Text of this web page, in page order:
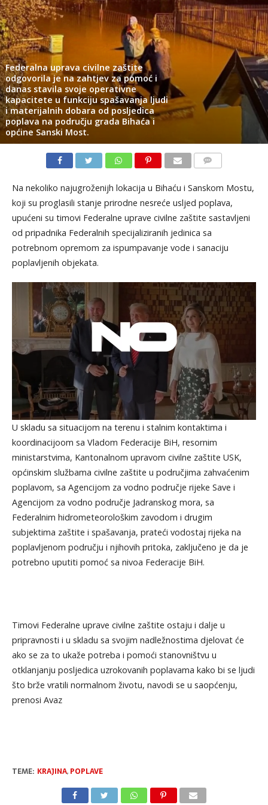
Federalna uprava civilne zaštite
odgovorila je na zahtjev za pomoć i
danas stavila svoje operativne
kapacitete u funkciju spašavanja ljudi
i materijalnih dobara od posljedica
poplava na području grada Bihaća i
općine Sanski Most.
Na nekoliko najugroženijh lokacija u Bihaću i Sanskom Mostu,
koji su proglasili stanje prirodne nesreće usljed poplava,
upućeni su timovi Federalne uprave civilne zaštite sastavljeni
od pripadnika Federalnih specijaliziranih jedinica sa
potrebnom opremom za ispumpavanje vode i sanaciju
poplavljenih objekata.
U skladu sa situacijom na terenu i stalnim kontaktima i
koordinacijoom sa Vladom Federacije BiH, resornim
ministarstvima, Kantonalnom upravom civilne zaštite USK,
općinskim službama civilne zaštite u područjima zahvaćenim
poplavom, sa Agencijom za vodno područje rijeke Save i
Agencijom za vodno područje Jadranskog mora, sa
Federalnim hidrometeorološkim zavodom i drugim
subjektima zaštite i spašavanja, prateći vodostaj rijeka na
poplavljenom području i njihovih pritoka, zaključeno je da je
potrebno uputiti pomoć sa nivoa Federacije BiH.
Timovi Federalne uprave civilne zaštite ostaju i dalje u
pripravnosti i u skladu sa svojim nadležnostima djelovat će
ako se za to ukaže potreba i pomoći stanovništvu u
otklanjanju posljedica uzrokovanih poplavama kako bi se ljudi
što brže vratili normalnom životu, navodi se u saopćenju,
prenosi Avaz
TEME: KRAJINA, POPLAVE